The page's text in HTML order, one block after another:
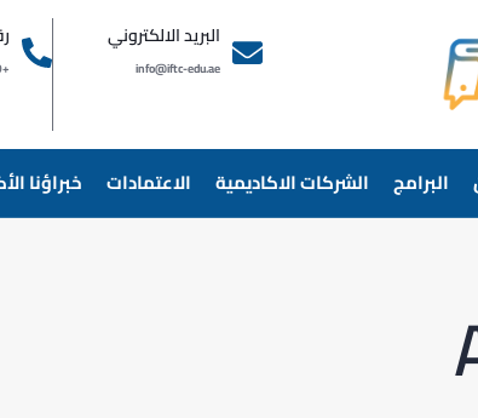
+971543642590
البريد الالكتروني
info@iftc-edu.ae
البرامج الشركات الاكاديمية الاعتمادات خبراؤنا